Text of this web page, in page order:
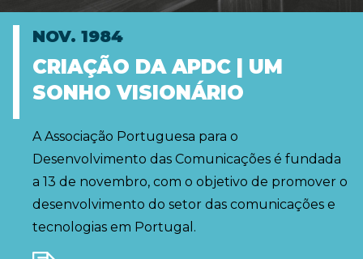
NOV. 1984
CRIAÇÃO DA APDC | UM
SONHO VISIONÁRIO
A Associação Portuguesa para o
Desenvolvimento das Comunicações é fundada
a 13 de novembro, com o objetivo de promover o
desenvolvimento do setor das comunicações e
tecnologias em Portugal.